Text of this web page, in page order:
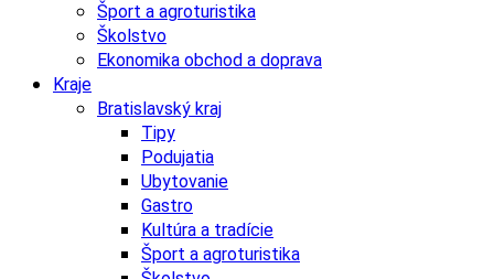
Šport a agroturistika
Školstvo
Ekonomika obchod a doprava
Kraje
Bratislavský kraj
Tipy
Podujatia
Ubytovanie
Gastro
Kultúra a tradície
Šport a agroturistika